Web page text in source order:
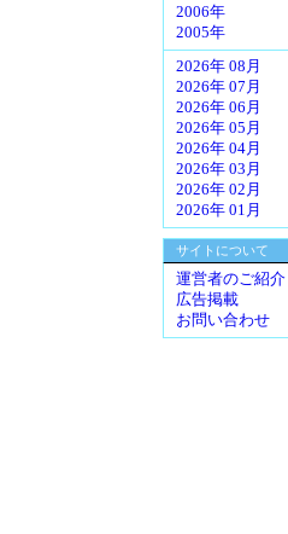
2006年
2005年
2026年 08月
2026年 07月
2026年 06月
2026年 05月
2026年 04月
2026年 03月
2026年 02月
2026年 01月
サイトについて
運営者のご紹介
広告掲載
お問い合わせ